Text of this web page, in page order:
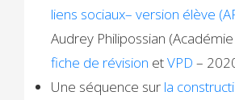
liens sociaux– version élève
Audrey Philipossian
fiche de révision etVPD –
Une séquence sur la